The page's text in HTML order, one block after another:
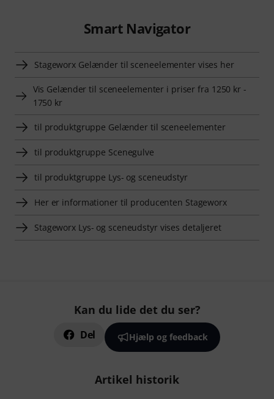
Smart Navigator
Stageworx Gelænder til sceneelementer vises her
Vis Gelænder til sceneelementer i priser fra 1250 kr -
1750 kr
til produktgruppe Gelænder til sceneelementer
til produktgruppe Scenegulve
til produktgruppe Lys- og sceneudstyr
Her er informationer til producenten Stageworx
Stageworx Lys- og sceneudstyr vises detaljeret
Kan du lide det du ser?
Del Hjælp og feedback
Artikel historik